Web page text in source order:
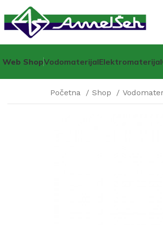
Web ShopVodomaterijalElektromaterijal
Početna Shop